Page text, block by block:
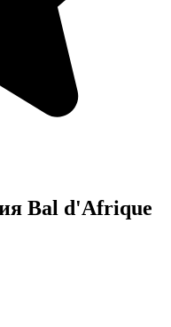
Bal d'Afrique